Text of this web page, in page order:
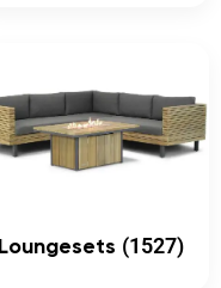
Loungesets (1527)